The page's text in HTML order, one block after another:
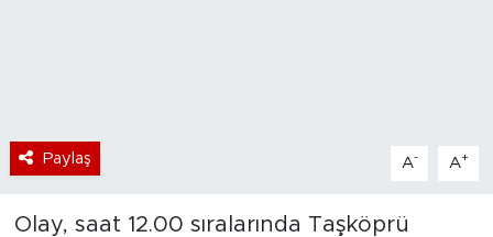
Paylaş A- A+
Olay, saat 12.00 sıralarında Taşköprü